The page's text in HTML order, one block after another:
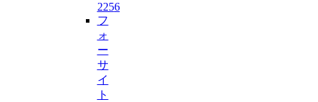
2256
フ
ォ
ー
サ
イ
ト